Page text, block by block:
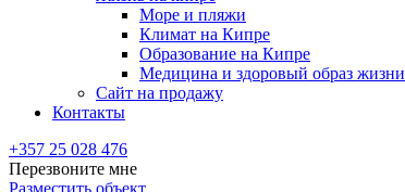
Море и пляжи
Климат на Кипре
Образование на Кипре
Медицина и здоровый образ жизни
Сайт на продажу
Контакты
+357 25 028 476
Перезвоните мне
Разместить объект